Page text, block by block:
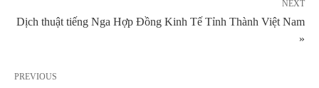
NEXT
Dịch thuật tiếng Nga Hợp Đồng Kinh Tế Tỉnh Thành Việt Nam
»
PREVIOUS